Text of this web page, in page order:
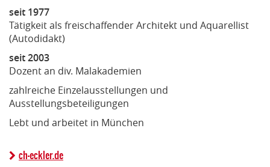
seit 1977
Tätigkeit als freischaffender Architekt und Aquarellist
(Autodidakt)
seit 2003
Dozent an div. Malakademien
zahlreiche Einzelausstellungen und
Ausstellungsbeteiligungen
Lebt und arbeitet in München
ch-eckler.de